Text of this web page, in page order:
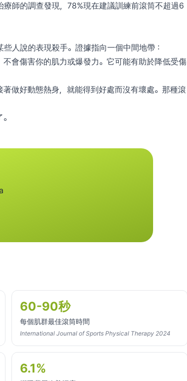
師的調查發現，78%現在建議訓練前滾筒不超過6
人說的表現殺手。證據指向一個中間地帶：
會傷害你的肌力或爆發力。它可能有助於降低受傷
做好動態熱身，就能得到好處而沒有壞處。那種滾
60-90秒
每個肌群最佳滾筒時間
International Journal of Sports Physical Therapy 2024
6.1%